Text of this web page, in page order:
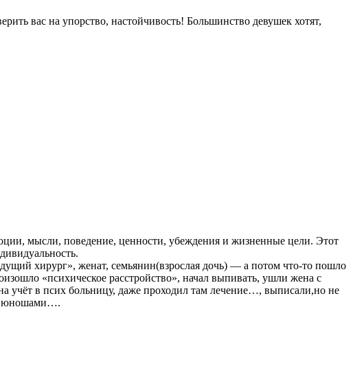
вас на упорство, настойчивость! Большинство девушек хотят,
мысли, поведение, ценности, убеждения и жизненные цели. Этот
хирург», женат, семьянин(взрослая дочь) — а потом что-то пошло
«психическое расстройство», начал выпивать, ушли жена с
в псих больницу, даже проходил там лечение…, выписали,но не
юношами….